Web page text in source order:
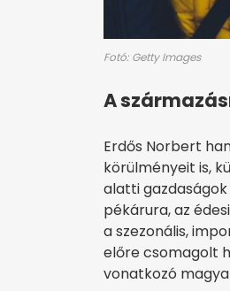
Fotó: Getty Images
A
Erdős Norbert
körülményeit is,
alatti
pékárura, az
a szezonális,
előre csomagolt
vonatkozó